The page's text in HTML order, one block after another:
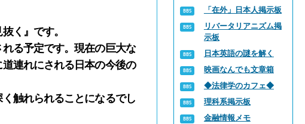
く』 です。
る予定です。現在の巨大な
連れにされる日本の今後の
触れられることになるでし
「在外」日本人掲示板
リバータリアニズム掲
示板
日本英語の謎を解く
映画なんでも文章箱
◆法律学のカフェ◆
理科系掲示板
金融情報メモ